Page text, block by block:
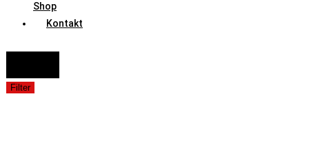
Shop
Kontakt
Filter